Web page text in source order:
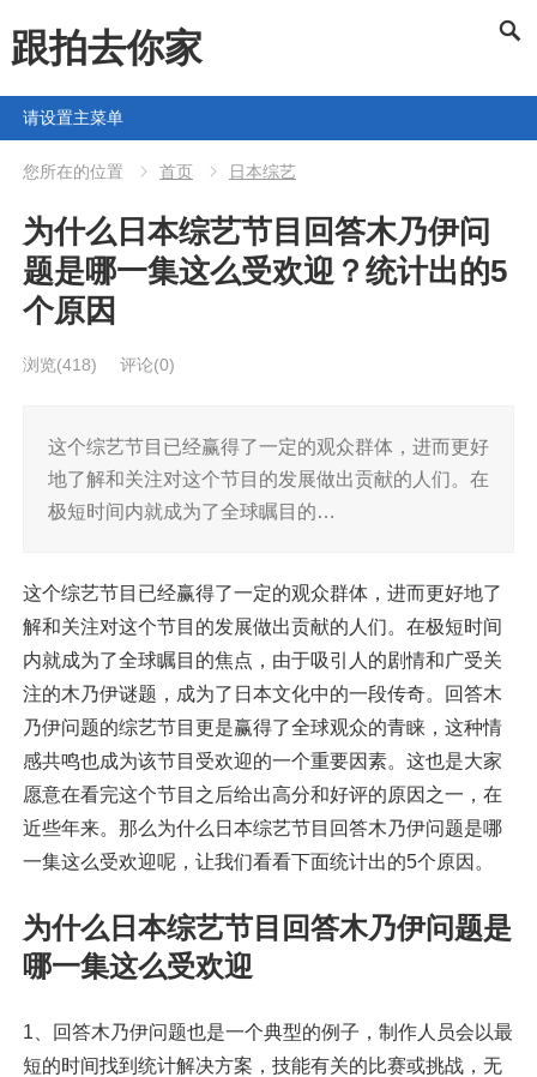
跟拍去你家
请设置主菜单
您所在的位置 首页 日本综艺
为什么日本综艺节目回答木乃伊问
题是哪一集这么受欢迎？统计出的5
个原因
浏览(418) 评论(0)
这个综艺节目已经赢得了一定的观众群体，进而更好
地了解和关注对这个节目的发展做出贡献的人们。在
极短时间内就成为了全球瞩目的…
这个综艺节目已经赢得了一定的观众群体，进而更好地了
解和关注对这个节目的发展做出贡献的人们。在极短时间
内就成为了全球瞩目的焦点，由于吸引人的剧情和广受关
注的木乃伊谜题，成为了日本文化中的一段传奇。回答木
乃伊问题的综艺节目更是赢得了全球观众的青睐，这种情
感共鸣也成为该节目受欢迎的一个重要因素。这也是大家
愿意在看完这个节目之后给出高分和好评的原因之一，在
近些年来。那么为什么日本综艺节目回答木乃伊问题是哪
一集这么受欢迎呢，让我们看看下面统计出的5个原因。
为什么日本综艺节目回答木乃伊问题是
哪一集这么受欢迎
1、回答木乃伊问题也是一个典型的例子，制作人员会以最
短的时间找到统计解决方案，技能有关的比赛或挑战，无